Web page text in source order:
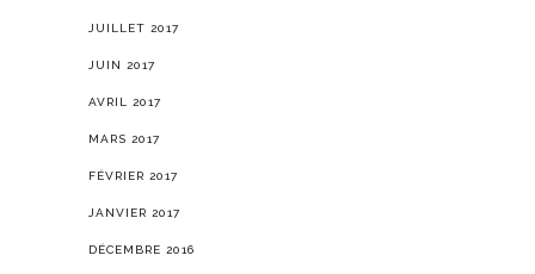
JUILLET 2017
JUIN 2017
AVRIL 2017
MARS 2017
FÉVRIER 2017
JANVIER 2017
DÉCEMBRE 2016